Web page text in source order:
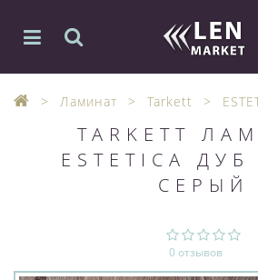
Ламинат Tarkett
TARKETT
ESTETICA
СЕРЫЙ
0 отзывов